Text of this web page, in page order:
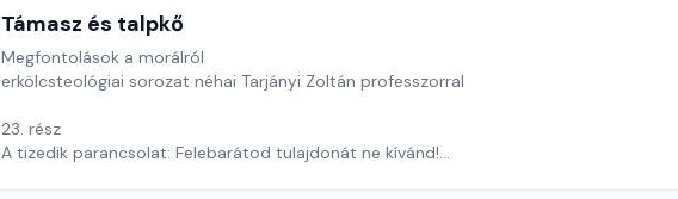
Támasz és talpkő
Megfontolások a morálról
erkölcsteológiai sorozat néhai Tarjányi Zoltán professzorral
23. rész
A tizedik parancsolat: Felebarátod tulajdonát ne kívánd!